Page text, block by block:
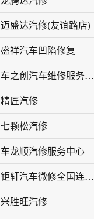
迈盛达汽修(友谊路店)
盛祥汽车凹陷修复
车之创汽车维修服务中心
精匠汽修
七颗松汽修
车龙顺汽修服务中心
钜轩汽车微修全国连锁(海口店)
兴胜旺汽修